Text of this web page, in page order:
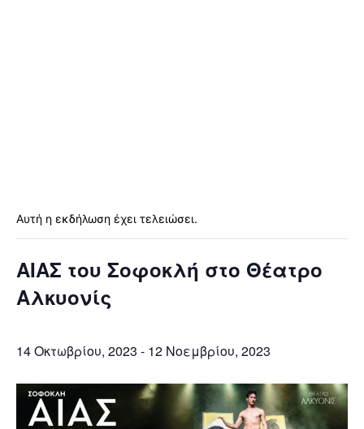
Αυτή η εκδήλωση έχει τελειώσει.
ΑΙΑΣ του Σοφοκλή στο Θέατρο
Αλκυονίς
14 Οκτωβρίου, 2023 - 12 Νοεμβρίου, 2023